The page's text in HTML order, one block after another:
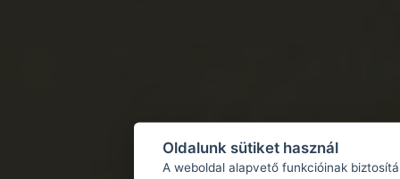
Oldalunk sütiket használ
A weboldal alapvető funkcióinak